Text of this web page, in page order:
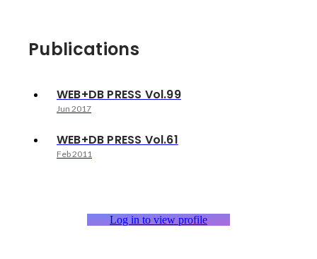
Publications
WEB+DB PRESS Vol.99
Jun 2017
WEB+DB PRESS Vol.61
Feb 2011
Log in to view profile